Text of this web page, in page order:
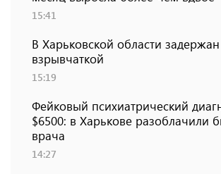
15:41
В Харьковской области
взрывчаткой
15:19
Фейковый психиатрический
$6500: в Харькове разоблачили
врача
14:27